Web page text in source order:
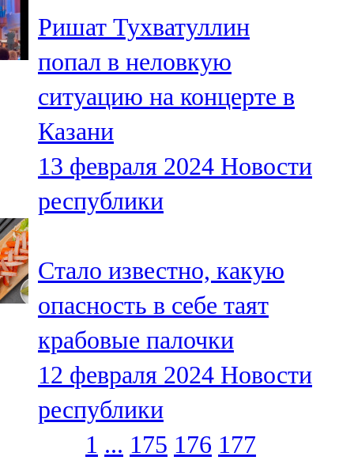
Ришат Тухватуллин
попал в неловкую
ситуацию на концерте в
Казани
13 февраля 2024 Новости
республики
Стало известно, какую
опасность в себе таят
крабовые палочки
12 февраля 2024 Новости
республики
1 ... 175 176 177